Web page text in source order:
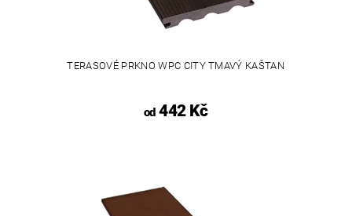
TERASOVÉ PRKNO WPC CITY TMAVÝ KAŠTAN
od442 Kč